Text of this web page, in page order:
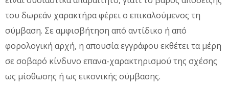
του δωρεάν χαρακτήρα φέρει ο επικαλούμενος τη
σύμβαση. Σε αμφισβήτηση από αντίδικο ή από
φορολογική αρχή, η απουσία εγγράφου εκθέτει τα μέρη
σε σοβαρό κίνδυνο επανα-χαρακτηρισμού της σχέσης
ως μίσθωσης ή ως εικονικής σύμβασης.